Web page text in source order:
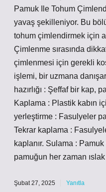
Pamuk Ile Tohum
yavaş şekilleniyor. Bu
tohum çimlendirmek için
Çimlenme sırasında
çimlenmesi için gerekli
işlemi, bir uzmana
hazırlığı : Şeffaf bir kap,
Kaplama : Plastik kabın
yerleştirme : Fasulyeler
Tekrar kaplama :
kaplanır. Sulama : Pamuk
pamuğun her zaman
Şubat 27, 2025 Yanıtla